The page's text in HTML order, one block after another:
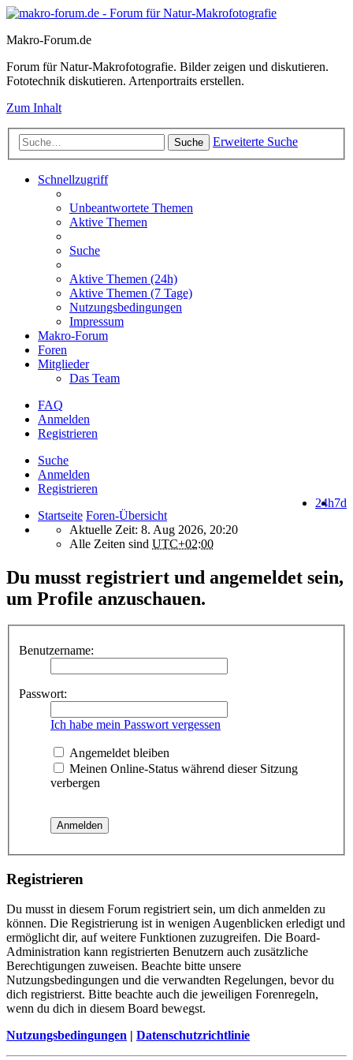
Makro-Forum.de
Forum für Natur-Makrofotografie. Bilder zeigen und diskutieren.
Fototechnik diskutieren. Artenportraits erstellen.
Zum Inhalt
Suche Erweiterte Suche
Schnellzugriff
Unbeantwortete Themen
Aktive Themen
Suche
Aktive Themen (24h)
Aktive Themen (7 Tage)
Nutzungsbedingungen
Impressum
Makro-Forum
Foren
Mitglieder
Das Team
FAQ
Anmelden
Registrieren
Suche
Anmelden
Registrieren
7d
24h
Startseite Foren-Übersicht
Aktuelle Zeit: 8. Aug 2026, 20:20
Alle Zeiten sind UTC+02:00
Du musst registriert und angemeldet sein,
um Profile anzuschauen.
Benutzername:
Passwort:
Ich habe mein Passwort vergessen
Angemeldet bleiben
Meinen Online-Status während dieser Sitzung
verbergen
Registrieren
Du musst in diesem Forum registriert sein, um dich anmelden zu
können. Die Registrierung ist in wenigen Augenblicken erledigt und
ermöglicht dir, auf weitere Funktionen zuzugreifen. Die Board-
Administration kann registrierten Benutzern auch zusätzliche
Berechtigungen zuweisen. Beachte bitte unsere
Nutzungsbedingungen und die verwandten Regelungen, bevor du
dich registrierst. Bitte beachte auch die jeweiligen Forenregeln,
wenn du dich in diesem Board bewegst.
Nutzungsbedingungen | Datenschutzrichtlinie